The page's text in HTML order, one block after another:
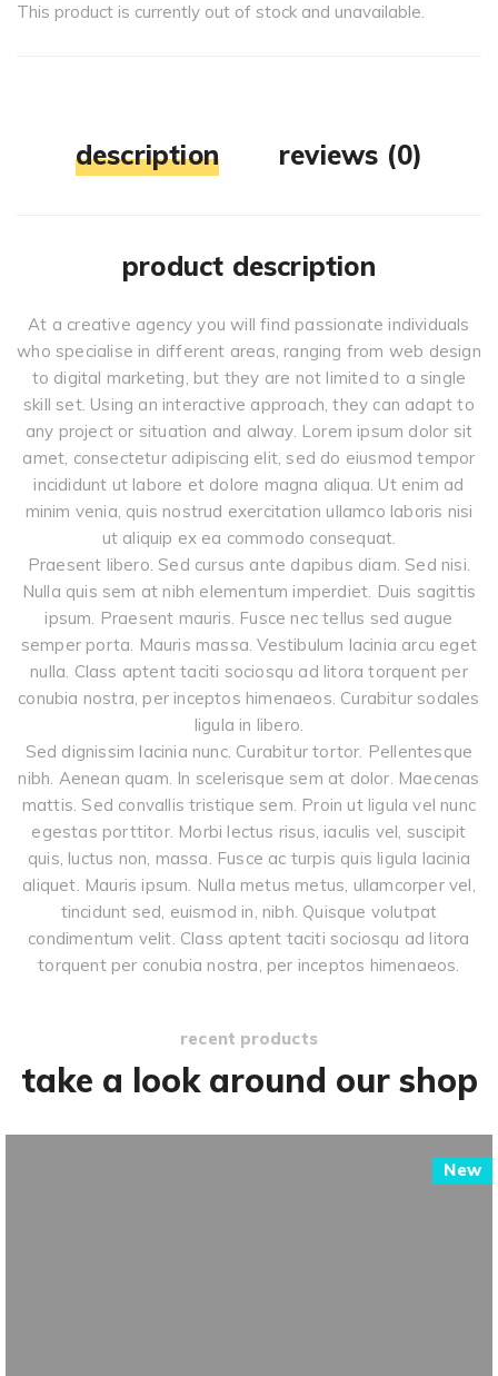
This product is currently out of stock and unavailable.
description reviews (0)
product description
At a creative agency you will find passionate individuals
who specialise in different areas, ranging from web design
to digital marketing, but they are not limited to a single
skill set. Using an interactive approach, they can adapt to
any project or situation and alway. Lorem ipsum dolor sit
amet, consectetur adipiscing elit, sed do eiusmod tempor
incididunt ut labore et dolore magna aliqua. Ut enim ad
minim venia, quis nostrud exercitation ullamco laboris nisi
ut aliquip ex ea commodo consequat.
Praesent libero. Sed cursus ante dapibus diam. Sed nisi.
Nulla quis sem at nibh elementum imperdiet. Duis sagittis
ipsum. Praesent mauris. Fusce nec tellus sed augue
semper porta. Mauris massa. Vestibulum lacinia arcu eget
nulla. Class aptent taciti sociosqu ad litora torquent per
conubia nostra, per inceptos himenaeos. Curabitur sodales
ligula in libero.
Sed dignissim lacinia nunc. Curabitur tortor. Pellentesque
nibh. Aenean quam. In scelerisque sem at dolor. Maecenas
mattis. Sed convallis tristique sem. Proin ut ligula vel nunc
egestas porttitor. Morbi lectus risus, iaculis vel, suscipit
quis, luctus non, massa. Fusce ac turpis quis ligula lacinia
aliquet. Mauris ipsum. Nulla metus metus, ullamcorper vel,
tincidunt sed, euismod in, nibh. Quisque volutpat
condimentum velit. Class aptent taciti sociosqu ad litora
torquent per conubia nostra, per inceptos himenaeos.
recent products
take a look around our shop
New